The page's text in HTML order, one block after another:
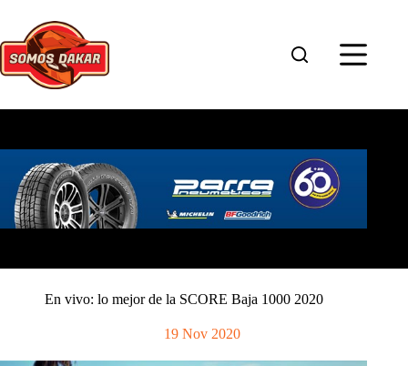
contenido
En vivo: lo mejor de la SCORE Baja 1000 2020
19 Nov 2020